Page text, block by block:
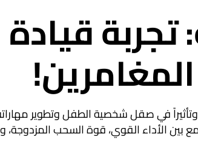
تجربة
المغامرين!
في صقل شخصية الطفل وتطوير
الأداء القوي، قوة السحب المزدوجة،